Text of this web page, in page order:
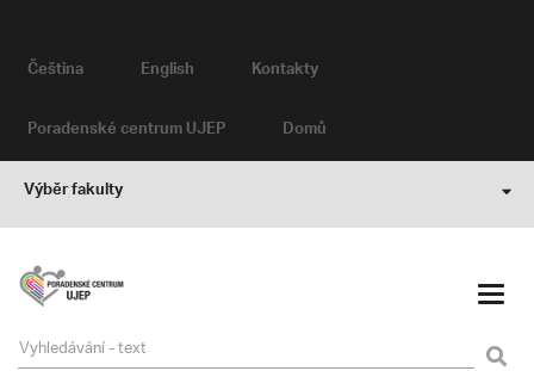
Čeština English
Kontakty
Poradenské centrum UJEP
Domů
Výběr fakulty